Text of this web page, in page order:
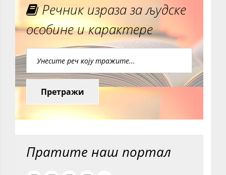
Речник израза за људске
особине и карактере
Претражи
Пратите наш портал